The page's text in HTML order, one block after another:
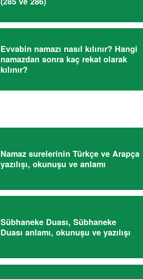
Evvabin namazı nasıl kılınır? Hangi
namazdan sonra kaç rekat olarak
kılınır?
Namaz surelerinin Türkçe ve Arapça
yazılışı, okunuşu ve anlamı
Sübhaneke Duası, Sübhaneke
Duası anlamı, okunuşu ve yazılışı